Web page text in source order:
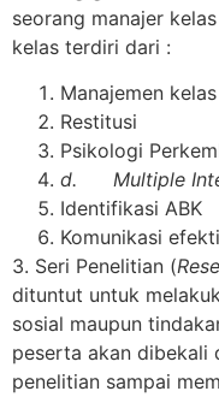
seorang manajer
kelas terdiri dari :
Manajemen
Restitusi
Psikologi
d. Multiple
Identifikasi ABK
Komunikasi
3. Seri Penelitian (
dituntut untuk
sosial maupun
peserta akan dibekali
penelitian sampai